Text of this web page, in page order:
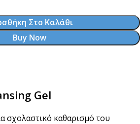
Στο Καλάθι
Buy Now
Gel
σχολαστικό καθαρισμό του